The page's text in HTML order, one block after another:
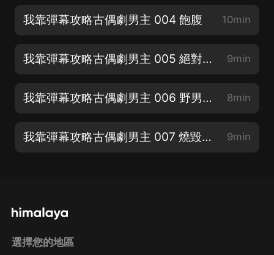
我靠彈幕攻略古偶劇男主 004 飽腹 10min
我靠彈幕攻略古偶劇男主 005 絕對不能賣啊！ 9min
我靠彈幕攻略古偶劇男主 006 野男人的種 8min
我靠彈幕攻略古偶劇男主 007 燒毀賣身契 9min
選擇您的地區